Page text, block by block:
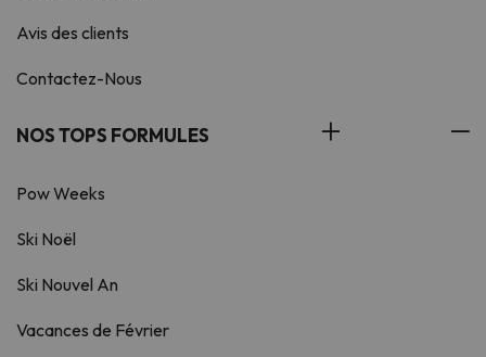
Avis des clients
Contactez-Nous
NOS TOPS FORMULES
Pow Weeks
Ski Noël
Ski Nouvel An
Vacances de Février